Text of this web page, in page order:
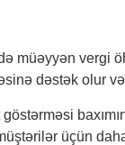
müəyyən vergi
dəstək olur
üçün